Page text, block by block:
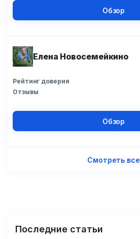
Обзор
Елена Новосемейкино
Рейтинг доверия
Отзывы
Обзор
Смотреть все
Последние статьи